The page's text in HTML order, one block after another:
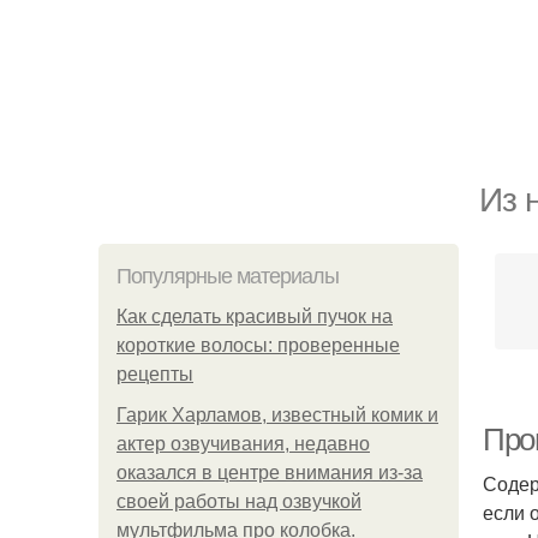
Из
Популярные материалы
Как сделать красивый пучок на
короткие волосы: проверенные
рецепты
Гарик Харламов, известный комик и
актер озвучивания, недавно
оказался в центре внимания из-за
своей работы над озвучкой
мультфильма про колобка.
если